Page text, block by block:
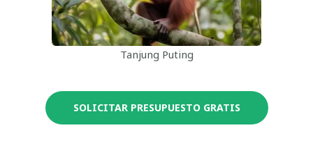
Tanjung Puting
SOLICITAR PRESUPUESTO GRATIS